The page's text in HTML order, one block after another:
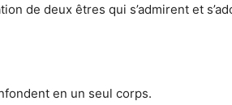
de deux êtres qui s’admirent et
en un seul corps.